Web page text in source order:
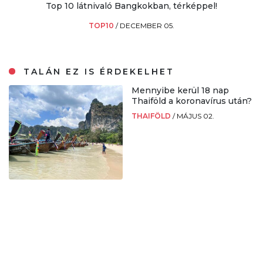
Top 10 látnivaló Bangkokban, térképpel!
TOP10 / DECEMBER 05.
TALÁN EZ IS ÉRDEKELHET
Mennyibe kerül 18 nap
Thaiföld a koronavírus után?
THAIFÖLD / MÁJUS 02.